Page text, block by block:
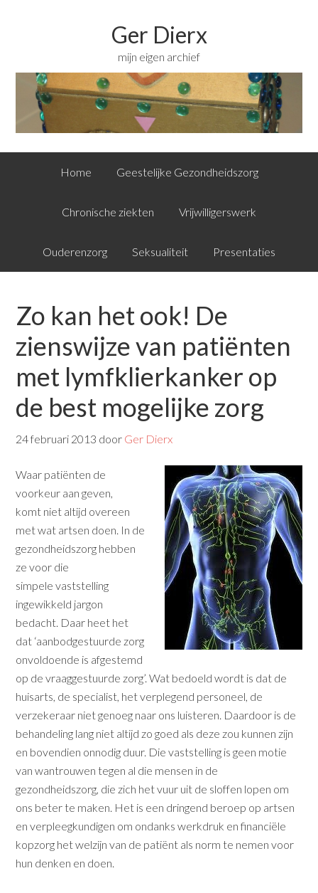
Ger Dierx
mijn eigen archief
Home Geestelijke Gezondheidszorg
Chronische ziekten Vrijwilligerswerk
Ouderenzorg Seksualiteit Presentaties
Zo kan het ook! De
zienswijze van patiënten
met lymfklierkanker op
de best mogelijke zorg
24 februari 2013 door Ger Dierx
Waar patiënten de
voorkeur aan geven,
komt niet altijd overeen
met wat artsen doen. In de
gezondheidszorg hebben
ze voor die
simpele vaststelling
ingewikkeld jargon
bedacht. Daar heet het
dat ‘aanbodgestuurde zorg
onvoldoende is afgestemd
op de vraaggestuurde zorg’. Wat bedoeld wordt is dat de
huisarts, de specialist, het verplegend personeel, de
verzekeraar niet genoeg naar ons luisteren. Daardoor is de
behandeling lang niet altijd zo goed als deze zou kunnen zijn
en bovendien onnodig duur. Die vaststelling is geen motie
van wantrouwen tegen al die mensen in de
gezondheidszorg, die zich het vuur uit de sloffen lopen om
ons beter te maken. Het is een dringend beroep op artsen
en verpleegkundigen om ondanks werkdruk en financiële
kopzorg het welzijn van de patiënt als norm te nemen voor
hun denken en doen.